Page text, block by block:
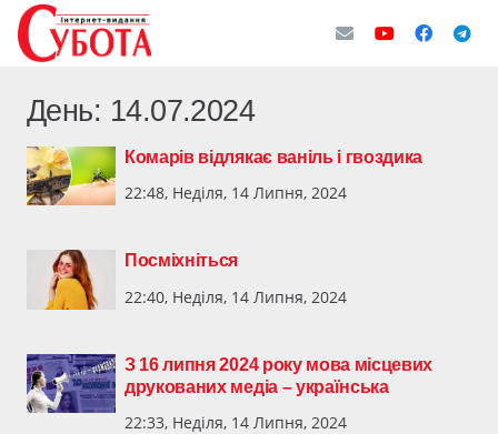
День: 14.07.2024
Комарів відлякає ваніль і гвоздика
22:48, Неділя, 14 Липня, 2024
Посміхніться
22:40, Неділя, 14 Липня, 2024
З 16 липня 2024 року мова місцевих
друкованих медіа – українська
22:33, Неділя, 14 Липня, 2024